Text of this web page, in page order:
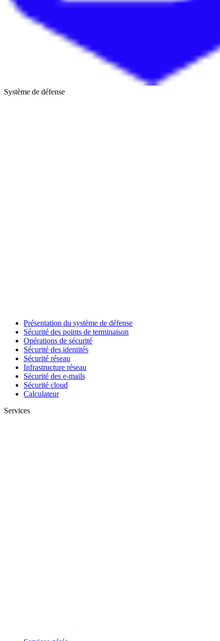
Système de défense
Présentation du système de défense
Sécurité des points de terminaison
Opérations de sécurité
Sécurité des identités
Sécurité réseau
Infrastructure réseau
Sécurité des e-mails
Sécurité cloud
Calculateur
Services